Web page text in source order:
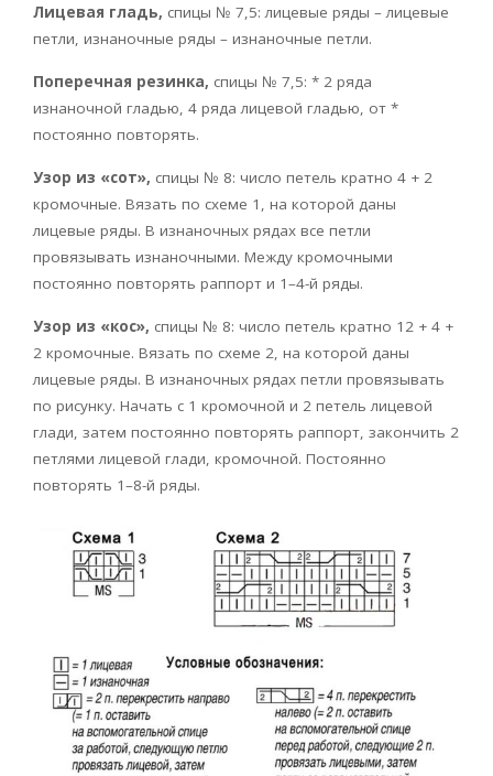
Лицевая гладь, спицы № 7,5: лицевые ряды – лицевые
петли, изнаночные ряды – изнаночные петли.
Поперечная резинка, спицы № 7,5: * 2 ряда
изнаночной гладью, 4 ряда лицевой гладью, от *
постоянно повторять.
Узор из «сот», спицы № 8: число петель кратно 4 + 2
кромочные. Вязать по схеме 1, на которой даны
лицевые ряды. В изнаночных рядах все петли
провязывать изнаночными. Между кромочными
постоянно повторять раппорт и 1–4-й ряды.
Узор из «кос», спицы № 8: число петель кратно 12 + 4 +
2 кромочные. Вязать по схеме 2, на которой даны
лицевые ряды. В изнаночных рядах петли провязывать
по рисунку. Начать с 1 кромочной и 2 петель лицевой
глади, затем постоянно повторять раппорт, закончить 2
петлями лицевой глади, кромочной. Постоянно
повторять 1–8-й ряды.